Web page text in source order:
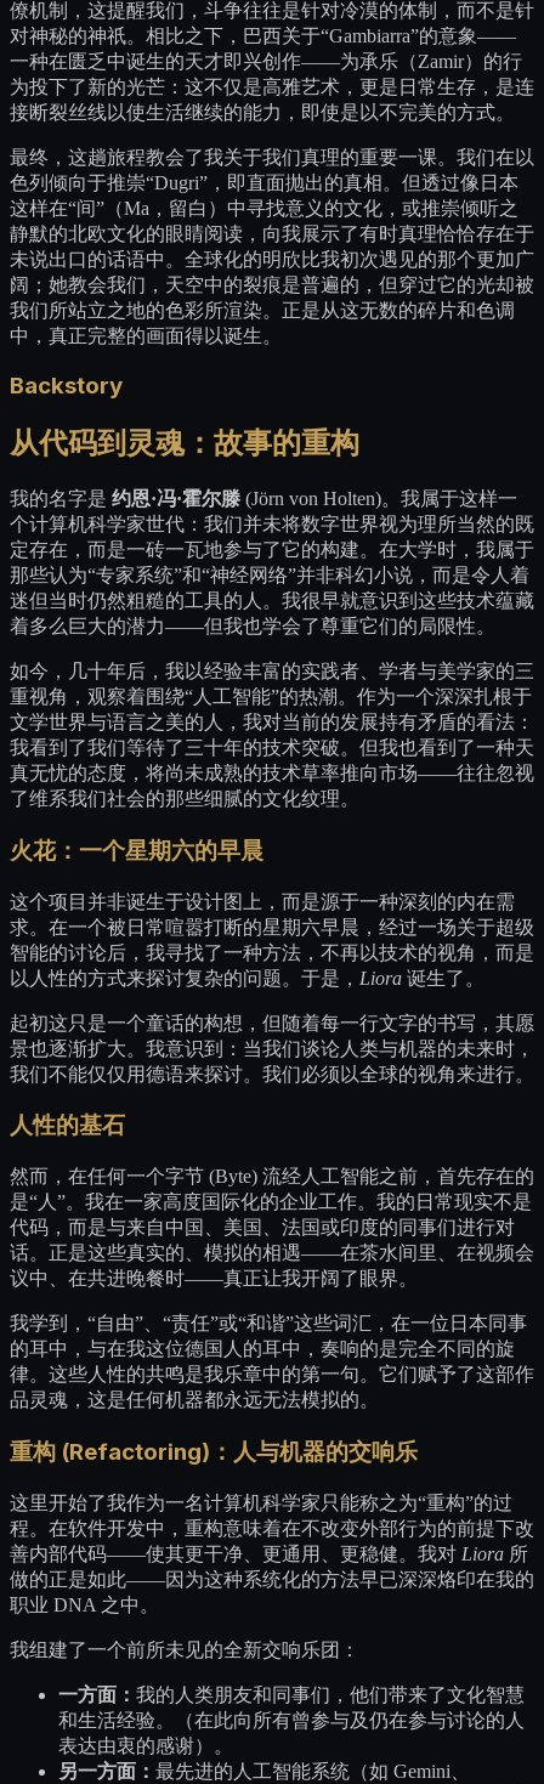
僚机制，这提醒我们，斗争往往是针对冷漠的体制，而不是针
对神秘的神祇。相比之下，巴西关于“Gambiarra”的意象——
一种在匮乏中诞生的天才即兴创作——为承乐（Zamir）的行
为投下了新的光芒：这不仅是高雅艺术，更是日常生存，是连
接断裂丝线以使生活继续的能力，即使是以不完美的方式。
最终，这趟旅程教会了我关于我们真理的重要一课。我们在以
色列倾向于推崇“Dugri”，即直面抛出的真相。但透过像日本
这样在“间”（Ma，留白）中寻找意义的文化，或推崇倾听之
静默的北欧文化的眼睛阅读，向我展示了有时真理恰恰存在于
未说出口的话语中。全球化的明欣比我初次遇见的那个更加广
阔；她教会我们，天空中的裂痕是普遍的，但穿过它的光却被
我们所站立之地的色彩所渲染。正是从这无数的碎片和色调
中，真正完整的画面得以诞生。
Backstory
从代码到灵魂：故事的重构
我的名字是 约恩·冯·霍尔滕(Jörn von Holten)。我属于这样一
个计算机科学家世代：我们并未将数字世界视为理所当然的既
定存在，而是一砖一瓦地参与了它的构建。在大学时，我属于
那些认为“专家系统”和“神经网络”并非科幻小说，而是令人着
迷但当时仍然粗糙的工具的人。我很早就意识到这些技术蕴藏
着多么巨大的潜力——但我也学会了尊重它们的局限性。
如今，几十年后，我以经验丰富的实践者、学者与美学家的三
重视角，观察着围绕“人工智能”的热潮。作为一个深深扎根于
文学世界与语言之美的人，我对当前的发展持有矛盾的看法：
我看到了我们等待了三十年的技术突破。但我也看到了一种天
真无忧的态度，将尚未成熟的技术草率推向市场——往往忽视
了维系我们社会的那些细腻的文化纹理。
火花：一个星期六的早晨
这个项目并非诞生于设计图上，而是源于一种深刻的内在需
求。在一个被日常喧嚣打断的星期六早晨，经过一场关于超级
智能的讨论后，我寻找了一种方法，不再以技术的视角，而是
以人性的方式来探讨复杂的问题。于是， Liora 诞生了。
起初这只是一个童话的构想，但随着每一行文字的书写，其愿
景也逐渐扩大。我意识到：当我们谈论人类与机器的未来时，
我们不能仅仅用德语来探讨。我们必须以全球的视角来进行。
人性的基石
然而，在任何一个字节 (Byte) 流经人工智能之前，首先存在的
是“人”。我在一家高度国际化的企业工作。我的日常现实不是
代码，而是与来自中国、美国、法国或印度的同事们进行对
话。正是这些真实的、模拟的相遇——在茶水间里、在视频会
议中、在共进晚餐时——真正让我开阔了眼界。
我学到，“自由”、“责任”或“和谐”这些词汇，在一位日本同事
的耳中，与在我这位德国人的耳中，奏响的是完全不同的旋
律。这些人性的共鸣是我乐章中的第一句。它们赋予了这部作
品灵魂，这是任何机器都永远无法模拟的。
重构 (Refactoring)：人与机器的交响乐
这里开始了我作为一名计算机科学家只能称之为“重构”的过
程。在软件开发中，重构意味着在不改变外部行为的前提下改
善内部代码——使其更干净、更通用、更稳健。我对 Liora 所
做的正是如此——因为这种系统化的方法早已深深烙印在我的
职业 DNA 之中。
我组建了一个前所未见的全新交响乐团：
一方面： 我的人类朋友和同事们，他们带来了文化智慧
和生活经验。（在此向所有曾参与及仍在参与讨论的人
表达由衷的感谢）。
另一方面： 最先进的人工智能系统（如 Gemini、